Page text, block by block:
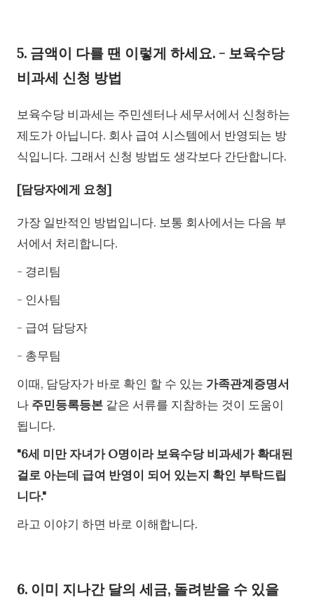
5. 금액이 다를 땐 이렇게 하세요. - 보육수당
비과세 신청 방법
보육수당 비과세는 주민센터나 세무서에서 신청하는
제도가 아닙니다. 회사 급여 시스템에서 반영되는 방
식입니다. 그래서 신청 방법도 생각보다 간단합니다.
[담당자에게 요청]
가장 일반적인 방법입니다. 보통 회사에서는 다음 부
서에서 처리합니다.
- 경리팀
- 인사팀
- 급여 담당자
- 총무팀
이때, 담당자가 바로 확인 할 수 있는 가족관계증명서
나 주민등록등본 같은 서류를 지참하는 것이 도움이
됩니다.
"6세 미만 자녀가 O명이라 보육수당 비과세가 확대된
걸로 아는데 급여 반영이 되어 있는지 확인 부탁드립
니다."
라고 이야기 하면 바로 이해합니다.
6. 이미 지나간 달의 세금, 돌려받을 수 있을